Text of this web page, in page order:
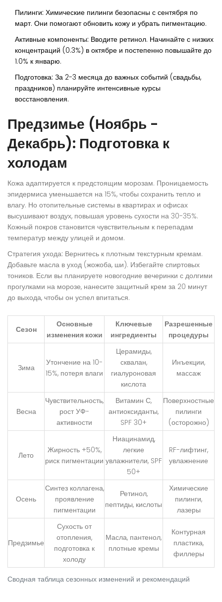
Пилинги: Химические пилинги безопасны с сентября по
март. Они помогают обновить кожу и убрать пигментацию.
Активные компоненты: Вводите ретинол. Начинайте с низких
концентраций (0.3%) в октябре и постепенно повышайте до
1.0% к январю.
Подготовка: За 2-3 месяца до важных событий (свадьбы,
праздников) планируйте интенсивные курсы
восстановления.
Предзимье (Ноябрь -
Декабрь): Подготовка к
холодам
Кожа адаптируется к предстоящим морозам. Проницаемость
эпидермиса уменьшается на 15%, чтобы сохранить тепло и
влагу. Но отопительные системы в квартирах и офисах
высушивают воздух, повышая уровень сухости на 30-35%.
Кожный покров становится чувствительным к перепадам
температур между улицей и домом.
Стратегия ухода: Вернитесь к плотным текстурным кремам.
Добавьте масла в уход (жожоба, ши). Избегайте спиртовых
тоников. Если вы планируете новогодние вечеринки с долгими
прогулками на морозе, нанесите защитный крем за 20 минут
до выхода, чтобы он успел впитаться.
Сводная таблица сезонных изменений и рекомендаций
Сезон
Основные
изменения кожи
Ключевые
ингредиенты
Разрешенные
процедуры
Зима
Утончение на 10-
15%, потеря влаги
Церамиды,
сквалан,
гиалуроновая
кислота
Инъекции,
массаж
Весна
Чувствительность,
рост УФ-
активности
Витамин С,
антиоксиданты,
SPF 30+
Поверхностные
пилинги
(осторожно)
Лето
Жирность +50%,
риск пигментации
Ниацинамид,
легкие
увлажнители, SPF
50+
RF-лифтинг,
увлажнение
Осень
Синтез коллагена,
проявление
пигментации
Ретинол,
пептиды, кислоты
Химические
пилинги,
лазеры
Предзимье
Сухость от
отопления,
подготовка к
холоду
Масла, пантенол,
плотные кремы
Контурная
пластика,
филлеры